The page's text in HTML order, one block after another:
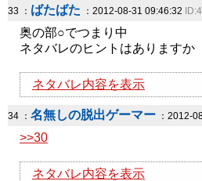
33 ： ばたばた ：2012-08-31 09:46:32
奥の部○でつまり中
ネタバレのヒントはありますか
ネタバレ内容を表示
34 ： 名無しの脱出ゲーマー ：2012-
>>30
ネタバレ内容を表示